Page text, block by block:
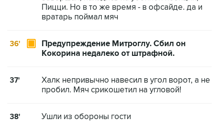
Пицци. Но в то же время - в офсайде. да и
вратарь поймал мяч
36'
Предупреждение Митроглу. Сбил он
Кокорина недалеко от штрафной.
37'
Халк непривычно навесил в угол ворот, а не
пробил. Мяч срикошетил на угловой!
38' Ушли из обороны гости